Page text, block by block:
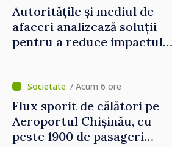
Autoritățile și mediul de
afaceri analizează soluții
pentru a reduce impactul
/ Acum 6 ore
Flux sporit de călători pe
Aeroportul Chișinău, cu
peste 1900 de pasageri